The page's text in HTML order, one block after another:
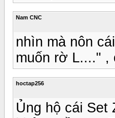
Nam CNC
nhìn mà nôn
muốn rờ L...." ,
hoctap256
Ủng hộ cái Set